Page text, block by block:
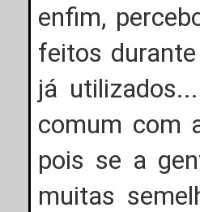
enfim,
feitos
já
comum com
pois se a
muitas